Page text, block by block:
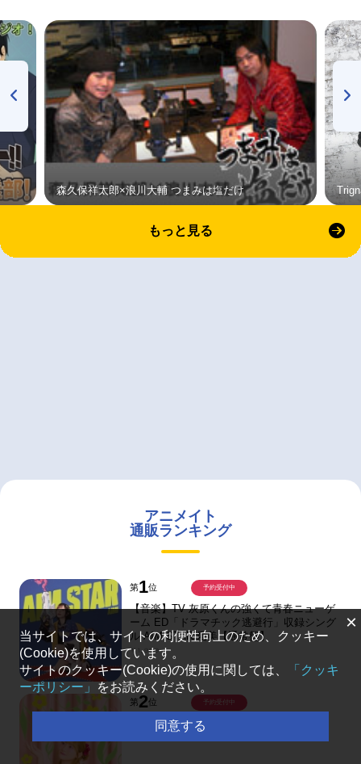
森久保祥太郎×浪川大輔 つまみは塩だけ
もっと見る
アニメイト
通販ランキング
第1位
【音楽】TV 灰原くんの強くて青春ニューゲ
ーム ED「ドラマチック逃避行」収録シング
ル AIM STAR/愛美【通常盤】
￥1,999
予約受付中
第2位
【音楽】岡咲美保/MY ETOILE【通常盤】
予約受付中
×
当サイトでは、サイトの利便性向上のため、クッキー
(Cookie)を使用しています。
サイトのクッキー(Cookie)の使用に関しては、
「クッキ
ーポリシー」
をお読みください。
同意する